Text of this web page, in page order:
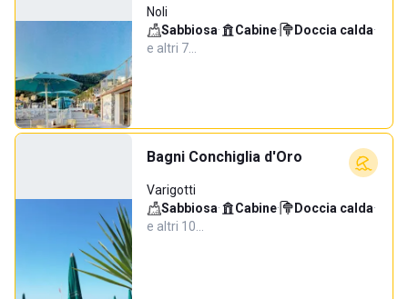
Noli
Sabbiosa· Cabine· Doccia calda·
e altri 7…
Bagni Conchiglia d'Oro
Varigotti
Sabbiosa· Cabine· Doccia calda·
e altri 10…